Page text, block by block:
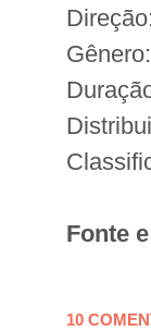
Fonte
10